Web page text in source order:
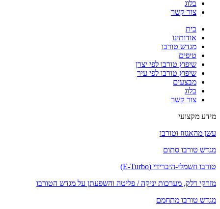
בלוג
צור קשר
בית
אודותינו
מגדש טורבו
טיפים
שיפוץ טורבו לפי יצרן
שיפוץ טורבו לפי עיר
מבצעים
בלוג
צור קשר
מידע מקצועי
עשן מהאגזוז וטורבו
מגדש טורבו סתום
טורבו חשמלי-היברידי (E-Turbo)
מזרקי דלק, מערכות יניקה / פליטה והשפעתן על מגדש הטורבו
מגדש טורבו מתחמם